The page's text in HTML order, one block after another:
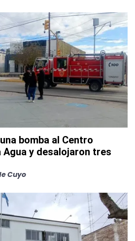
bomba al Centro
Agua y desalojaron tres
Cuyo